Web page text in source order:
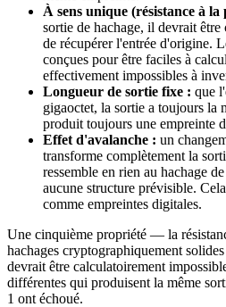
À sens unique (résistance à la
sortie de hachage, il devrait
de récupérer l'entrée d'origine.
conçues pour être faciles à
effectivement impossibles à
Longueur de sortie fixe : que
gigaoctet, la sortie a toujours la
produit toujours une empreinte
Effet d'avalanche : un
transforme complètement la
ressemble en rien au hachage de
aucune structure prévisible.
comme empreintes digitales.
Une cinquième propriété — la
hachages cryptographiquement
devrait être calculatoirement
différentes qui produisent la même
1 ont échoué.